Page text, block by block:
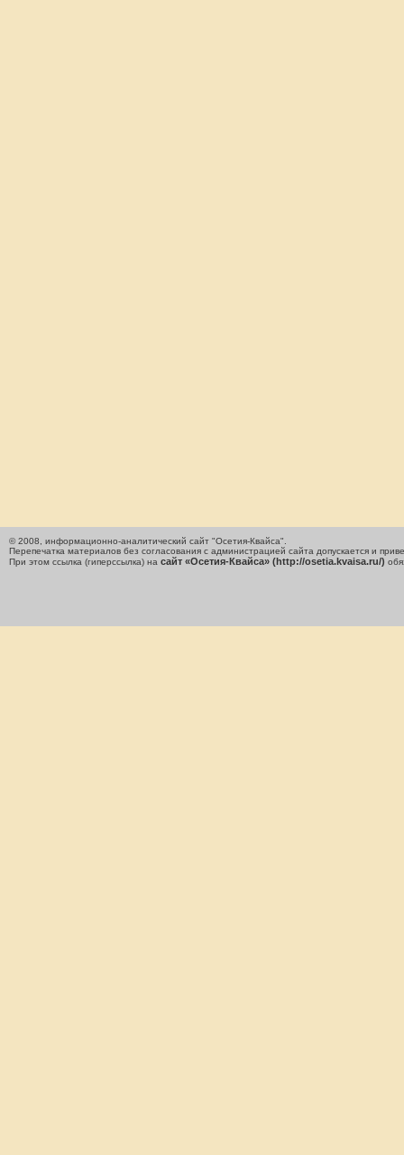
© 2008, информационно-аналитический сайт "Осетия-Квайса".
Перепечатка материалов без согласования с администрацией сайта допускается и
При этом ссылка (гиперссылка) на сайт «Осетия-Квайса» (http://osetia.kvaisa.ru/)